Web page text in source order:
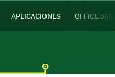
APLICACIONES OFFICE 365